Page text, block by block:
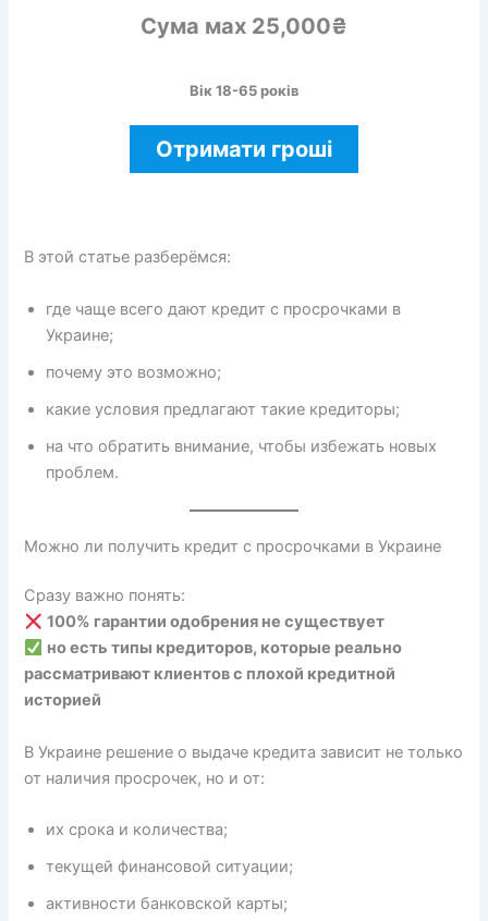
Сума мах 25,000₴
Вік 18-65 років
Отримати гроші
В этой статье разберёмся:
где чаще всего дают кредит с просрочками в
Украине;
почему это возможно;
какие условия предлагают такие кредиторы;
на что обратить внимание, чтобы избежать новых
проблем.
Можно ли получить кредит с просрочками в Украине
Сразу важно понять:
100% гарантии одобрения не существует
но есть типы кредиторов, которые реально
рассматривают клиентов с плохой кредитной
историей
В Украине решение о выдаче кредита зависит не только
от наличия просрочек, но и от:
их срока и количества;
текущей финансовой ситуации;
активности банковской карты;